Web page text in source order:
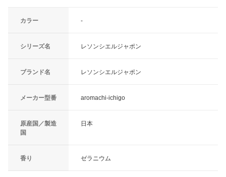
カラー -
シリーズ名 レソンシエルジャポン
ブランド名 レソンシエルジャポン
メーカー型番 aromachi-ichigo
原産国／製造
国
日本
香り ゼラニウム